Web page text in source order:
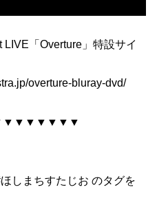
LIVE「Overture」特設サイ
overture-bluray-dvd/
しまちすたじお のタグを